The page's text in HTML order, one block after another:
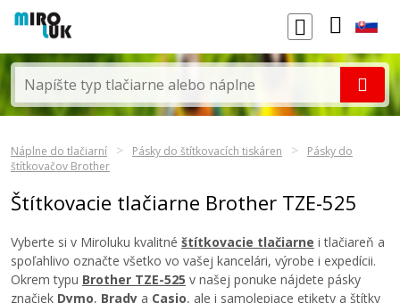
Náplne do tlačiarní Pásky do štítkovacích tiskáren
Pásky do
štítkovačov Brother
Štítkovacie tlačiarne Brother TZE-525
Vyberte si v Miroluku kvalitné štítkovacie tlačiarne i tlačiareň a
spoľahlivo označte všetko vo vašej kancelári, výrobe i expedícii.
Okrem typu Brother TZE-525 v našej ponuke nájdete pásky
značiek Dymo, Brady a Casio, ale i samolepiace etikety a štítky